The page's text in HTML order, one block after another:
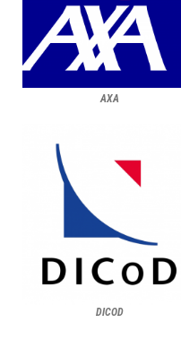
AXA
DICOD